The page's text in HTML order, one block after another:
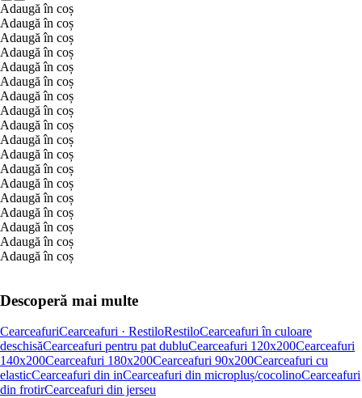
Adaugă în coș
Adaugă în coș
Adaugă în coș
Adaugă în coș
Adaugă în coș
Adaugă în coș
Adaugă în coș
Adaugă în coș
Adaugă în coș
Adaugă în coș
Adaugă în coș
Adaugă în coș
Adaugă în coș
Adaugă în coș
Adaugă în coș
Adaugă în coș
Adaugă în coș
Adaugă în coș
Descoperă mai multe
CearceafuriCearceafuri · RestiloRestiloCearceafuri în culoare
deschisăCearceafuri pentru pat dubluCearceafuri 120x200Cearceafuri
140x200Cearceafuri 180x200Cearceafuri 90x200Cearceafuri cu
elasticCearceafuri din inCearceafuri din micropluș/cocolinoCearceafuri
din frotirCearceafuri din jerseu